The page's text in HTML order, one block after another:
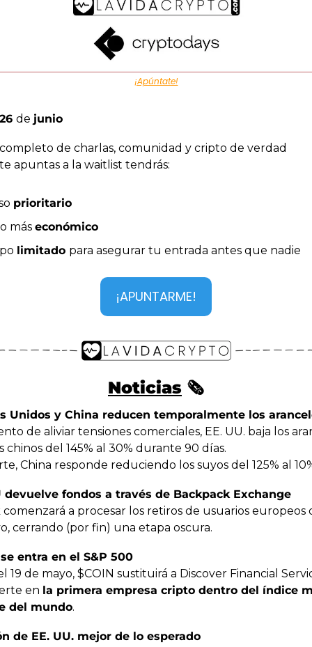
¡Apúntate!
de junio
de charlas, comunidad y cripto de verdad
apuntas a la waitlist tendrás:
prioritario
más económico
limitado para asegurar tu entrada antes que nadie
¡APUNTARME!
Noticias 🗞️
Unidos y China reducen temporalmente los
de aliviar tensiones comerciales, EE. UU. baja los
del 145% al 30% durante 90 días.
China responde reduciendo los suyos del 125% al
devuelve fondos a través de Backpack Exchange
a procesar los retiros de usuarios europeos
cerrando (por fin) una etapa oscura.
entra en el S&P 500
19 de mayo, $COIN sustituirá a Discover Financial
en la primera empresa cripto dentro del índice
del mundo.
de EE. UU. mejor de lo esperado